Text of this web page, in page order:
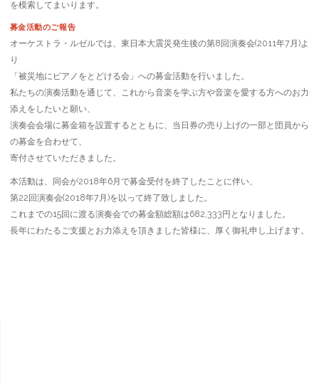
を模索してまいります。
募金活動のご報告
オーケストラ・ルゼルでは、東日本大震災発生後の第8回演奏会(2011年7月)よ
り
「被災地にピアノをとどける会」への募金活動を行いました。
私たちの演奏活動を通じて、これから音楽を学ぶ方や音楽を愛する方へのお力
添えをしたいと願い、
演奏会会場に募金箱を設置するとともに、当日券の売り上げの一部と団員から
の募金を合わせて、
寄付させていただきました。
本活動は、同会が2018年6月で募金受付を終了したことに伴い、
第22回演奏会(2018年7月)を以って終了致しました。
これまでの15回に渡る演奏会での募金額総額は682,333円となりました。
長年にわたるご支援とお力添えを頂きました皆様に、厚く御礼申し上げます。